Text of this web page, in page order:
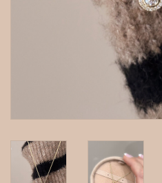
MAAK EEN AFSPRAAK